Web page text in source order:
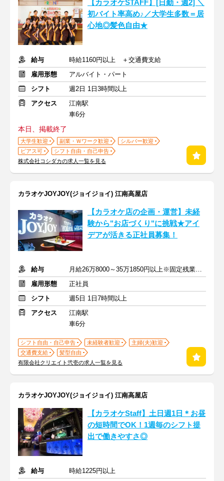
【カラオケSTAFF】[日勤・週2] ＼
初バイト率高め♪／大学生多数＝居
心地◎髪色自由★
給与
時給1160円以上 ＋交通費支給
雇用形態
アルバイト・パート
シフト
週2日 1日3時間以上
アクセス
江南駅
車6分
本日、掲載終了
大学生歓迎 副業・Ｗワーク歓迎
シルバー歓迎
ピアス可
シフト自由・自己申告
株式会社コシダカの求人一覧を見る
カラオケJOYJOY(ジョイジョイ) 江南高屋店
【カラオケ店の企画・運営】未経
験から"お店づくり"に挑戦★アイ
デアが活きる正社員募集！
給与
月給26万8000～35万1850円以上※固定残業代含む
雇用形態
正社員
シフト
週5日 1日7時間以上
アクセス
江南駅
車6分
シフト自由・自己申告 未経験者歓迎
主婦(夫)歓迎
交通費支給
髪型自由
有限会社クリエイト弐壱の求人一覧を見る
カラオケJOYJOY(ジョイジョイ) 江南高屋店
【カラオケStaff】土日週1日＊お昼
の短時間でOK！1週毎のシフト提
出で働きやすさ◎
給与
時給1225円以上